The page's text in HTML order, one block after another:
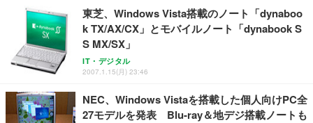
ト 幅52×奥行58.5×高さ84～96cm テレワーク 在宅
勤務 ブラック
￥4,139
像低減 (3年保証 | 輝点保証 | 日本メーカー)
￥34,980
￥3,731
東芝、Windows Vista搭載のノート「dynaboo
k TX/AX/CX」とモバイルノート「dynabook S
S MX/SX」
IT・デジタル
2007.1.15(月) 23:46
NEC、Windows Vistaを搭載した個人向けPC全
27モデルを発表 Blu-ray＆地デジ搭載ノートも